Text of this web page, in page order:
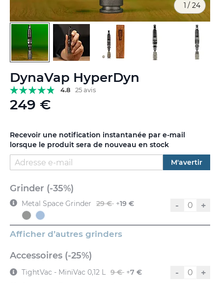
DynaVap HyperDyn
4.8 25 avis
249 €
Recevoir une notification instantanée par e-mail
lorsque le produit sera de nouveau en stock
M'avertir
Grinder (-35%)
-
+
Metal Space Grinder 29 € +19 €
Afficher d’autres grinders
Accessoires (-25%)
-
+
TightVac - MiniVac 0,12 L 9 € +7 €
1 / 24
to
the
beginning
of
gallery